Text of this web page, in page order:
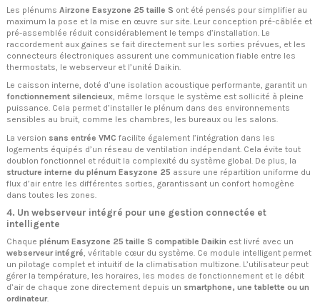
Les plénums Airzone Easyzone 25 taille S ont été pensés pour simplifier au
maximum la pose et la mise en œuvre sur site. Leur conception pré-câblée et
pré-assemblée réduit considérablement le temps d’installation. Le
raccordement aux gaines se fait directement sur les sorties prévues, et les
connecteurs électroniques assurent une communication fiable entre les
thermostats, le webserveur et l’unité Daikin.
Le caisson interne, doté d’une isolation acoustique performante, garantit un
fonctionnement silencieux, même lorsque le système est sollicité à pleine
puissance. Cela permet d’installer le plénum dans des environnements
sensibles au bruit, comme les chambres, les bureaux ou les salons.
La version sans entrée VMC facilite également l’intégration dans les
logements équipés d’un réseau de ventilation indépendant. Cela évite tout
doublon fonctionnel et réduit la complexité du système global. De plus, la
structure interne du plénum Easyzone 25 assure une répartition uniforme du
flux d’air entre les différentes sorties, garantissant un confort homogène
dans toutes les zones.
4. Un webserveur intégré pour une gestion connectée et
intelligente
Chaque plénum Easyzone 25 taille S compatible Daikin est livré avec un
webserveur intégré, véritable cœur du système. Ce module intelligent permet
un pilotage complet et intuitif de la climatisation multizone. L’utilisateur peut
gérer la température, les horaires, les modes de fonctionnement et le débit
d’air de chaque zone directement depuis un smartphone, une tablette ou un
ordinateur.